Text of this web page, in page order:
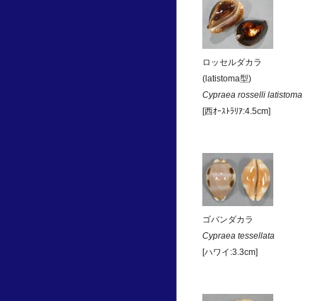
ロッセルダカラ
(latistoma型)
Cypraea rosselli latistoma
[西ｵｰｽﾄﾗﾘｱ:4.5cm]
ゴバンダカラ
Cypraea tessellata
[ハワイ:3.3cm]